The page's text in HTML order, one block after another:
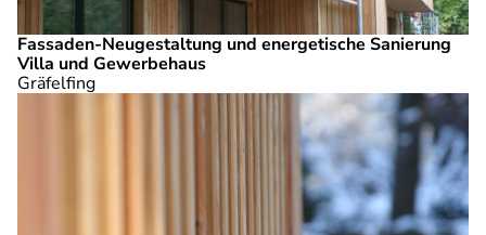
Fassaden-Neugestaltung und energetische Sanierung
Villa und Gewerbehaus
Gräfelfing